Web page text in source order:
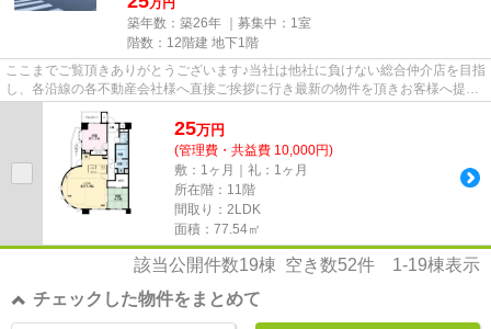
万円
築年数：築26年 ｜募集中： 1室
階数：12階建 地下1階
ここまでご覧頂きありがとうございます♪当社は他社に負けない総合仲介店を目指
し、各沿線の各不動産会社様へ直接ご挨拶に行き最新の物件を頂きお客様へ提供
しております！最新の情報は...
25万円
(管理費・共益費 10,000円)
敷：1ヶ月｜礼：1ヶ月
所在階：11階
間取り：2LDK
面積：77.54㎡
該当公開件数19棟 空き数52件 1-19棟表示
チェックした物件をまとめて